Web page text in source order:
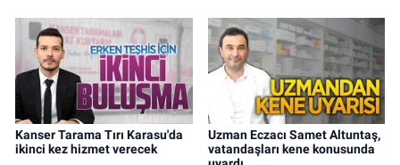
Kanser Tarama Tırı Karasu'da
ikinci kez hizmet verecek
Uzman Eczacı Samet Altuntaş,
vatandaşları kene konusunda